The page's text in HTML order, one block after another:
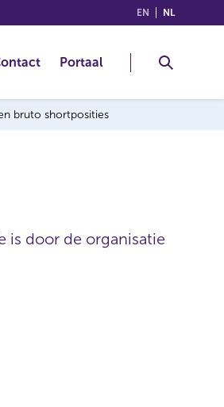
EN (ENGLISH)
NL
Portaal
bruto shortposities
is door de organisatie